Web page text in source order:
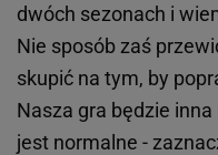
dwóch sezonach i
Nie sposób zaś
skupić na tym, by
Nasza gra będzie
jest normalne -